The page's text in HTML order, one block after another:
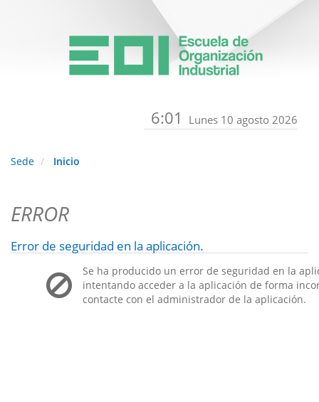
6:01 Lunes 10 agosto 2026
Sede Inicio
ERROR
Error de seguridad en la aplicación.
Se ha producido un error de seguridad en la
intentando acceder a la aplicación de forma
contacte con el administrador de la aplicación.